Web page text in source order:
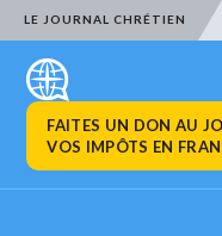
LE JOURNAL CHRÉTIEN
FAITES UN DON AU
VOS IMPÔTS EN